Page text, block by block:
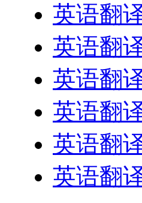
英语翻
英语翻
英语翻
英语翻
英语翻
英语翻